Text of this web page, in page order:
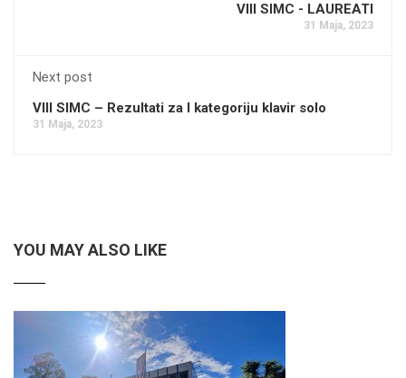
VIII SIMC - LAUREATI
31 Maja, 2023
Next post
VIII SIMC – Rezultati za I kategoriju klavir solo
31 Maja, 2023
YOU MAY ALSO LIKE